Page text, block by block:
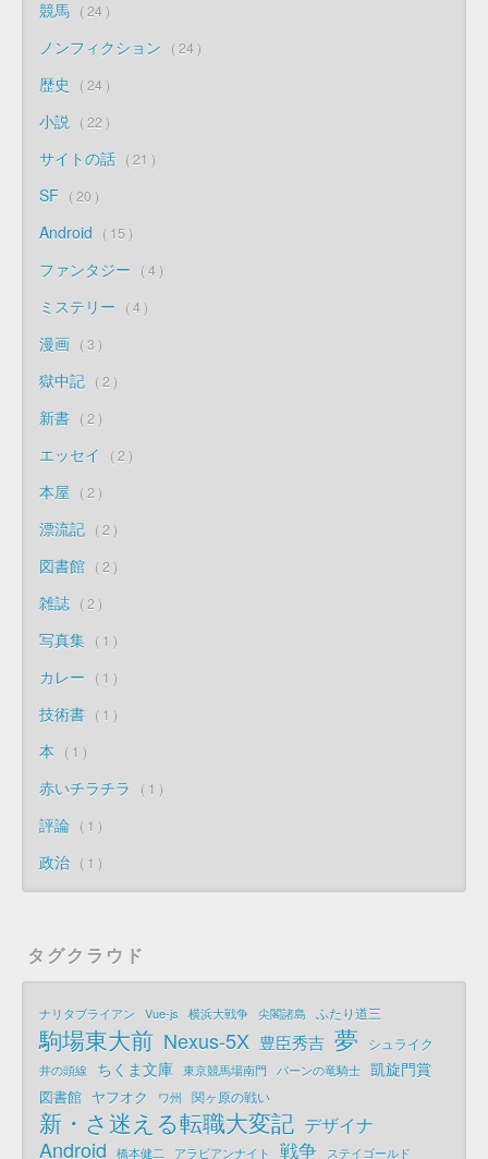
競馬 24
ノンフィクション 24
歴史 24
小説 22
サイトの話 21
SF 20
Android 15
ファンタジー 4
ミステリー 4
漫画 3
獄中記 2
新書 2
エッセイ 2
本屋 2
漂流記 2
図書館 2
雑誌 2
写真集 1
カレー 1
技術書 1
本 1
赤いチラチラ 1
評論 1
政治 1
タグクラウド
ナリタブライアン Vue-js 横浜大戦争 尖閣諸島 ふたり道三
駒場東大前 Nexus-5X 豊臣秀吉 夢 シュライク
井の頭線 ちくま文庫 東京競馬場南門 パーンの竜騎士 凱旋門賞
図書館 ヤフオク ワ州 関ヶ原の戦い
新・さ迷える転職大変記 デザイナ
Android 橋本健二 アラビアンナイト 戦争 ステイゴールド